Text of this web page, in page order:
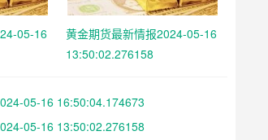
05-16
黄金期货最新情报2024-05-16
13:50:02.276158
05-16 16:50:04.174673
05-16 13:50:02.276158